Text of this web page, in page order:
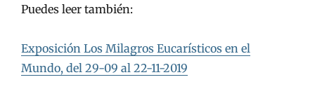
Puedes leer también:
Exposición Los Milagros Eucarísticos en el
Mundo, del 29-09 al 22-11-2019